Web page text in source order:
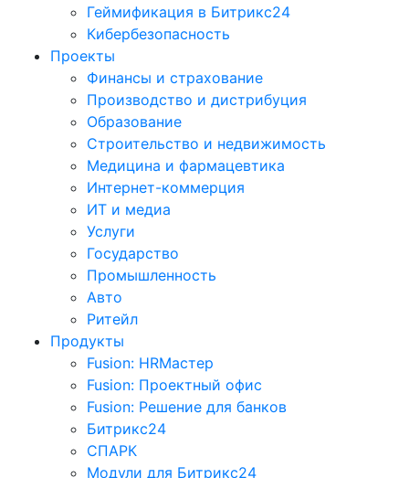
Геймификация в Битрикс24
Кибербезопасность
Проекты
Финансы и страхование
Производство и дистрибуция
Образование
Строительство и недвижимость
Медицина и фармацевтика
Интернет-коммерция
ИТ и медиа
Услуги
Государство
Промышленность
Авто
Ритейл
Продукты
Fusion: HRМастер
Fusion: Проектный офис
Fusion: Решение для банков
Битрикс24
СПАРК
Модули для Битрикс24